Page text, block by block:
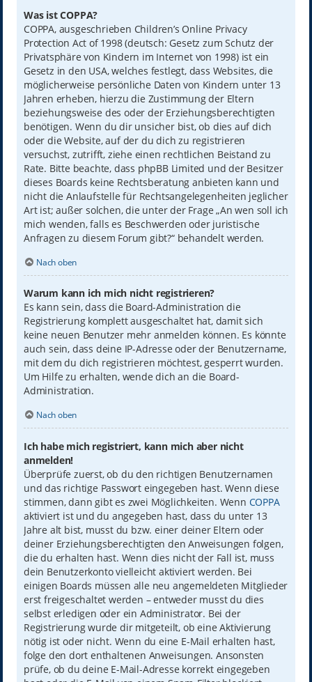
Was ist COPPA?
COPPA, ausgeschrieben Children’s Online Privacy
Protection Act of 1998 (deutsch: Gesetz zum Schutz der
Privatsphäre von Kindern im Internet von 1998) ist ein
Gesetz in den USA, welches festlegt, dass Websites, die
möglicherweise persönliche Daten von Kindern unter 13
Jahren erheben, hierzu die Zustimmung der Eltern
beziehungsweise des oder der Erziehungsberechtigten
benötigen. Wenn du dir unsicher bist, ob dies auf dich
oder die Website, auf der du dich zu registrieren
versuchst, zutrifft, ziehe einen rechtlichen Beistand zu
Rate. Bitte beachte, dass phpBB Limited und der Besitzer
dieses Boards keine Rechtsberatung anbieten kann und
nicht die Anlaufstelle für Rechtsangelegenheiten jeglicher
Art ist; außer solchen, die unter der Frage „An wen soll ich
mich wenden, falls es Beschwerden oder juristische
Anfragen zu diesem Forum gibt?“ behandelt werden.
Nach oben
Warum kann ich mich nicht registrieren?
Es kann sein, dass die Board-Administration die
Registrierung komplett ausgeschaltet hat, damit sich
keine neuen Benutzer mehr anmelden können. Es könnte
auch sein, dass deine IP-Adresse oder der Benutzername,
mit dem du dich registrieren möchtest, gesperrt wurden.
Um Hilfe zu erhalten, wende dich an die Board-
Administration.
Nach oben
Ich habe mich registriert, kann mich aber nicht
anmelden!
Überprüfe zuerst, ob du den richtigen Benutzernamen
und das richtige Passwort eingegeben hast. Wenn diese
stimmen, dann gibt es zwei Möglichkeiten. Wenn COPPA
aktiviert ist und du angegeben hast, dass du unter 13
Jahre alt bist, musst du bzw. einer deiner Eltern oder
deiner Erziehungsberechtigten den Anweisungen folgen,
die du erhalten hast. Wenn dies nicht der Fall ist, muss
dein Benutzerkonto vielleicht aktiviert werden. Bei
einigen Boards müssen alle neu angemeldeten Mitglieder
erst freigeschaltet werden – entweder musst du dies
selbst erledigen oder ein Administrator. Bei der
Registrierung wurde dir mitgeteilt, ob eine Aktivierung
nötig ist oder nicht. Wenn du eine E-Mail erhalten hast,
folge den dort enthaltenen Anweisungen. Ansonsten
prüfe, ob du deine E-Mail-Adresse korrekt eingegeben